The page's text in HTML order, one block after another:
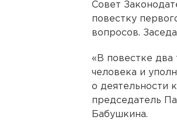
Совет
повестку
вопросов.
«В повестке два
человека и
о деятельности
председатель
Бабушкина.